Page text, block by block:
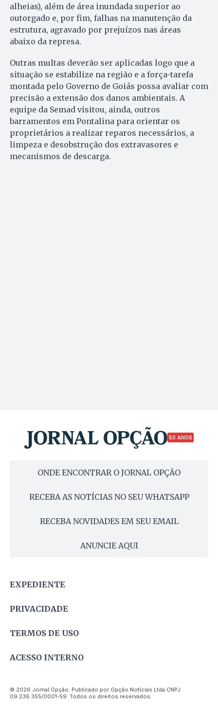
alheias), além de área inundada superior ao
outorgado e, por fim, falhas na manutenção da
estrutura, agravado por prejuízos nas áreas
abaixo da represa.
Outras multas deverão ser aplicadas logo que a
situação se estabilize na região e a força-tarefa
montada pelo Governo de Goiás possa avaliar com
precisão a extensão dos danos ambientais. A
equipe da Semad visitou, ainda, outros
barramentos em Pontalina para orientar os
proprietários a realizar reparos necessários, a
limpeza e desobstrução dos extravasores e
mecanismos de descarga.
50 ANOS
ONDE ENCONTRAR O JORNAL OPÇÃO
RECEBA AS NOTÍCIAS NO SEU WHATSAPP
RECEBA NOVIDADES EM SEU EMAIL
ANUNCIE AQUI
EXPEDIENTE
PRIVACIDADE
TERMOS DE USO
ACESSO INTERNO
© 2026 Jornal Opção. Publicado por Opção Notícias Ltda CNPJ
09.236.355/0001-59. Todos os direitos reservados.